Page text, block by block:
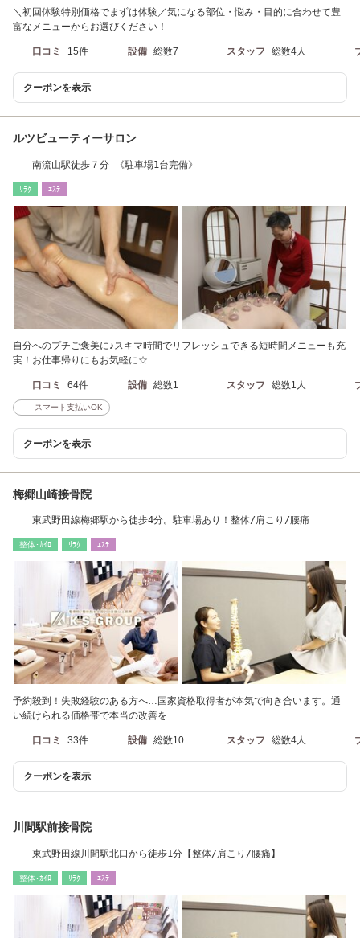
＼初回体験特別価格でまずは体験／気になる部位・悩み・目的に合わせて豊
富なメニューからお選びください！
口コミ 15件 設備 総数7 スタッフ 総数4人
クーポンを表示
ルツビューティーサロン
南流山駅徒歩７分 《駐車場1台完備》
ﾘﾗｸ ｴｽﾃ
自分へのプチご褒美に♪スキマ時間でリフレッシュできる短時間メニューも充
実！お仕事帰りにもお気軽に☆
口コミ 64件 設備 総数1 スタッフ 総数1人
スマート支払いOK
クーポンを表示
梅郷山崎接骨院
東武野田線梅郷駅から徒歩4分。駐車場あり！整体/肩こり/腰痛
整体･ｶｲﾛ ﾘﾗｸ ｴｽﾃ
予約殺到！失敗経験のある方へ…国家資格取得者が本気で向き合います。通
い続けられる価格帯で本当の改善を
口コミ 33件 設備 総数10 スタッフ 総数4人
クーポンを表示
川間駅前接骨院
東武野田線川間駅北口から徒歩1分【整体/肩こり/腰痛】
整体･ｶｲﾛ ﾘﾗｸ ｴｽﾃ